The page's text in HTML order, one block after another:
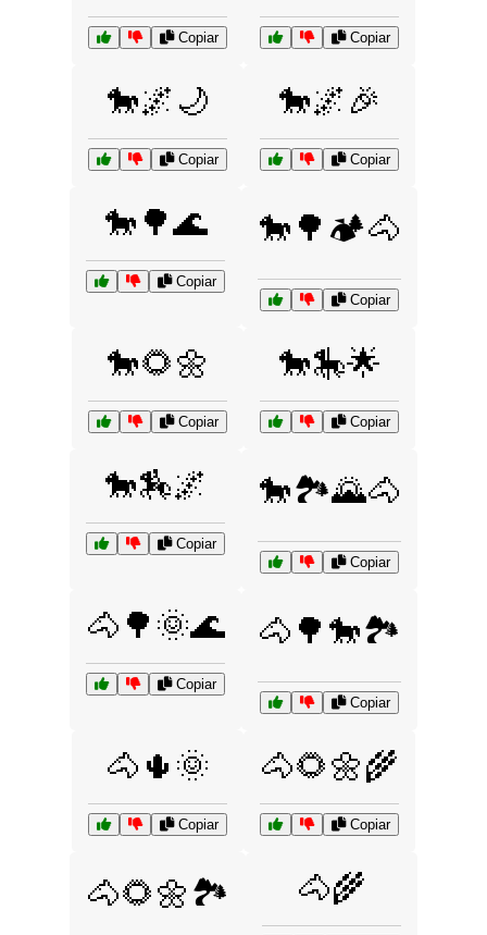
Copiar Copiar
🐎🌌🌙
Copiar
🐎🌌🎉
Copiar
🐎🌳🌊
Copiar
🐎🌳🏕️🐴
Copiar
🐎🌻🌼
Copiar
🐎🎠🌟
Copiar
🐎🏇🌌
Copiar
🐎🏞️🌄🐴
Copiar
🐴🌳🌞🌊
Copiar
🐴🌳🐎🏞️
Copiar
🐴🌵🌞
Copiar
🐴🌻🌼🌾
Copiar
🐴🌻🌼🏞️ 🐴🌾